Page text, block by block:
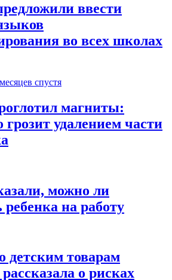
ввести
во всех школах
спустя
магниты:
грозит удалением части
можно ли
ребенка на работу
детским товарам
о рисках